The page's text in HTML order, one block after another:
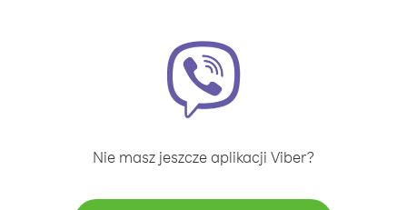
Nie masz jeszcze aplikacji Viber?